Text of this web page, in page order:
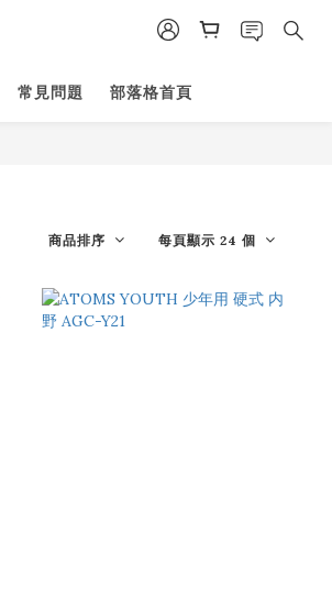
常見問題 部落格首頁
商品排序 每頁顯示 24 個